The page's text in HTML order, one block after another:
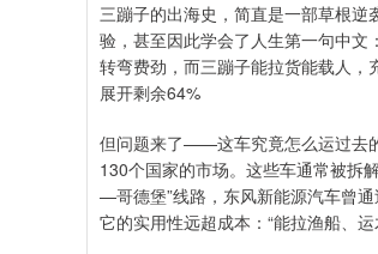
三蹦子的出海史，简直是一部草根
验，甚至因此学会了人生第一句中文
转弯费劲，而三蹦子能拉货能载人，
展开剩余64%
但问题来了——这车究竟怎么运过去
130个国家的市场。这些车通常被拆
—哥德堡”线路，东风新能源汽车曾
它的实用性远超成本：“能拉渔船、